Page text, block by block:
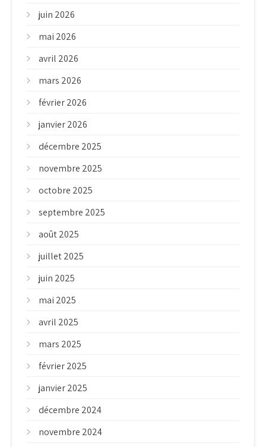
juin 2026
mai 2026
avril 2026
mars 2026
février 2026
janvier 2026
décembre 2025
novembre 2025
octobre 2025
septembre 2025
août 2025
juillet 2025
juin 2025
mai 2025
avril 2025
mars 2025
février 2025
janvier 2025
décembre 2024
novembre 2024